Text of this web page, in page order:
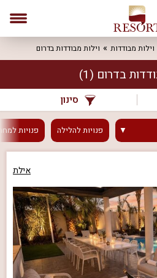
וילות מבודדות וילות מבודדות בדרום
בדרום (1)
סינון
פנויותלהלילה פנויות
אילת